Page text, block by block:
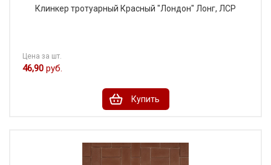
Клинкер тротуарный Красный "Лондон" Лонг, ЛСР
Цена за шт.
46,90 руб.
Купить